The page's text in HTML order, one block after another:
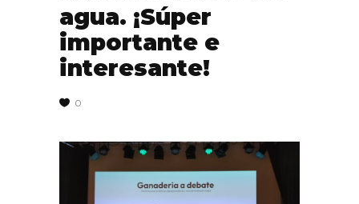
agua. ¡Súper
importante e
interesante!
0